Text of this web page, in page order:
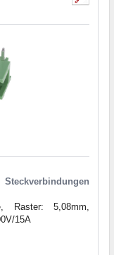
Steckverbindungen
Raster: 5,08mm,
15A